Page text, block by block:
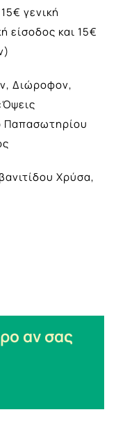
γενική
είσοδος και 15€
Διώροφον,
Παπασωτηρίου
Χρύσα,
αν σας